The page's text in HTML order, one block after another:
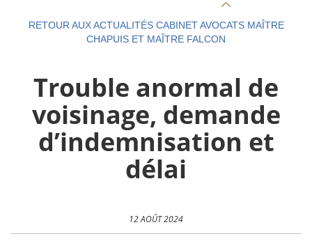
RETOUR AUX ACTUALITÉS CABINET AVOCATS MAÎTRE
CHAPUIS ET MAÎTRE FALCON
Trouble anormal de
voisinage, demande
d’indemnisation et
délai
12 AOÛT 2024